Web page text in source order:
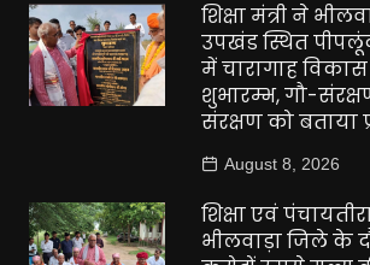
शिक्षा मंत्री ने
उपखंड स्थित
में चारागाह
शुभारम्भ, गौ-
संरक्षण को बताया
August 8, 2026
शिक्षा एवं
भीलवाड़ा जिले के